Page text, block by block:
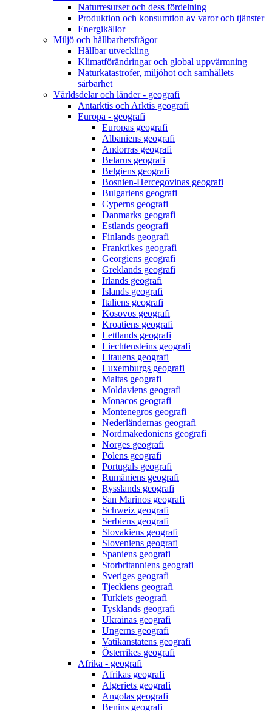
Naturresurser och dess fördelning
Produktion och konsumtion av varor och tjänster
Energikällor
Miljö och hållbarhetsfrågor
Hållbar utveckling
Klimatförändringar och global uppvärmning
Naturkatastrofer, miljöhot och samhällets
sårbarhet
Världsdelar och länder - geografi
Antarktis och Arktis geografi
Europa - geografi
Europas geografi
Albaniens geografi
Andorras geografi
Belarus geografi
Belgiens geografi
Bosnien-Hercegovinas geografi
Bulgariens geografi
Cyperns geografi
Danmarks geografi
Estlands geografi
Finlands geografi
Frankrikes geografi
Georgiens geografi
Greklands geografi
Irlands geografi
Islands geografi
Italiens geografi
Kosovos geografi
Kroatiens geografi
Lettlands geografi
Liechtensteins geografi
Litauens geografi
Luxemburgs geografi
Maltas geografi
Moldaviens geografi
Monacos geografi
Montenegros geografi
Nederländernas geografi
Nordmakedoniens geografi
Norges geografi
Polens geografi
Portugals geografi
Rumäniens geografi
Rysslands geografi
San Marinos geografi
Schweiz geografi
Serbiens geografi
Slovakiens geografi
Sloveniens geografi
Spaniens geografi
Storbritanniens geografi
Sveriges geografi
Tjeckiens geografi
Turkiets geografi
Tysklands geografi
Ukrainas geografi
Ungerns geografi
Vatikanstatens geografi
Österrikes geografi
Afrika - geografi
Afrikas geografi
Algeriets geografi
Angolas geografi
Benins geografi